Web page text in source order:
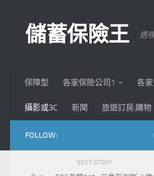
儲蓄保險王 透
保障型 各家保險公司1 各
攝影或3C 新聞 旅遊訂房,購物
FOLLOW:
NEXT STORY